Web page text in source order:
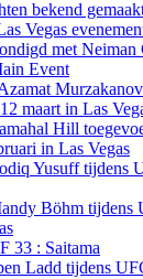
bekend
Vegas
met Neiman
Event
maart in Las
Hill
in Las Vegas
Yusuff tijdens
Böhm tijdens
33 : Saitama
Ladd tijdens